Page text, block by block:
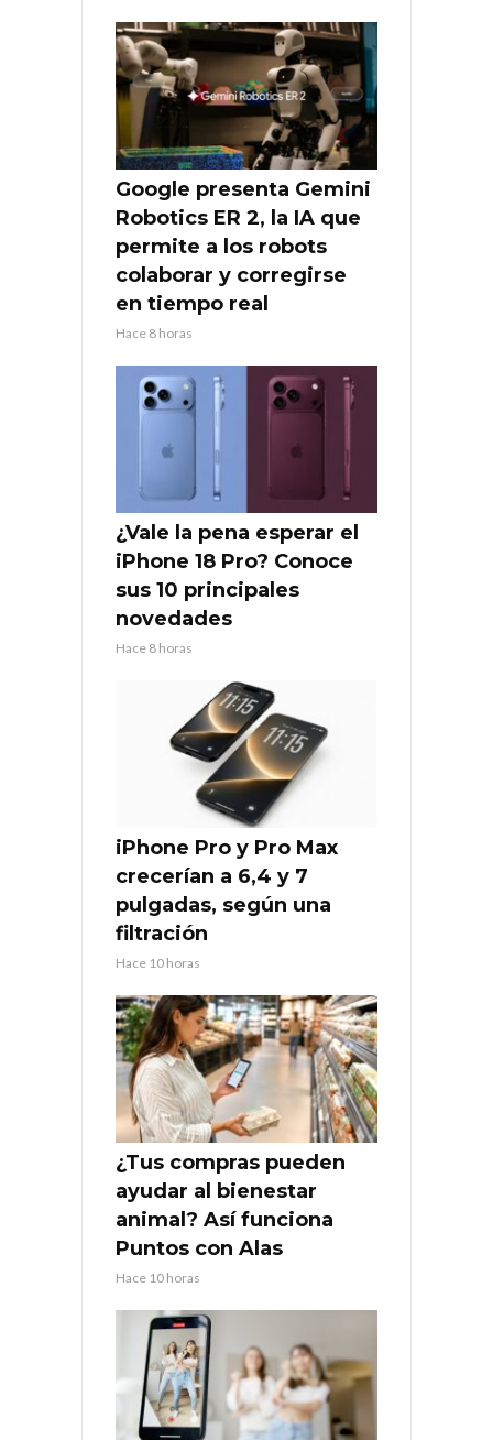
Google presenta Gemini
Robotics ER 2, la IA que
permite a los robots
colaborar y corregirse
en tiempo real
Hace 8 horas
¿Vale la pena esperar el
iPhone 18 Pro? Conoce
sus 10 principales
novedades
Hace 8 horas
iPhone Pro y Pro Max
crecerían a 6,4 y 7
pulgadas, según una
filtración
Hace 10 horas
¿Tus compras pueden
ayudar al bienestar
animal? Así funciona
Puntos con Alas
Hace 10 horas